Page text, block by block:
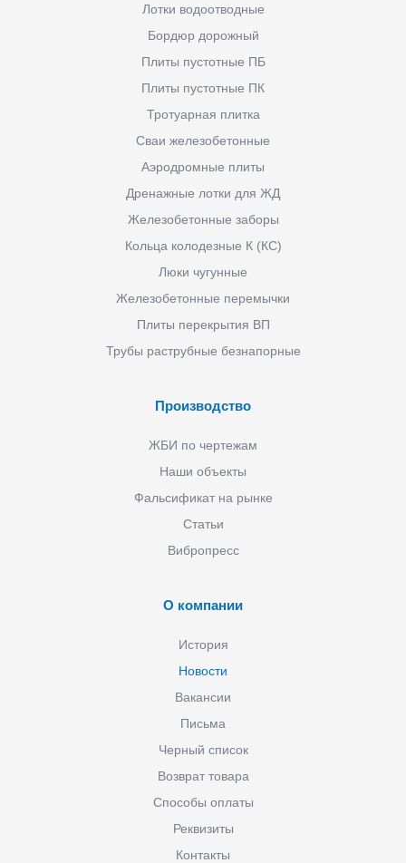
Лотки водоотводные
Бордюр дорожный
Плиты пустотные ПБ
Плиты пустотные ПК
Тротуарная плитка
Сваи железобетонные
Аэродромные плиты
Дренажные лотки для ЖД
Железобетонные заборы
Кольца колодезные К (КС)
Люки чугунные
Железобетонные перемычки
Плиты перекрытия ВП
Трубы раструбные безнапорные
Производство
ЖБИ по чертежам
Наши объекты
Фальсификат на рынке
Статьи
Вибропресс
О компании
История
Новости
Вакансии
Письма
Черный список
Возврат товара
Способы оплаты
Реквизиты
Контакты